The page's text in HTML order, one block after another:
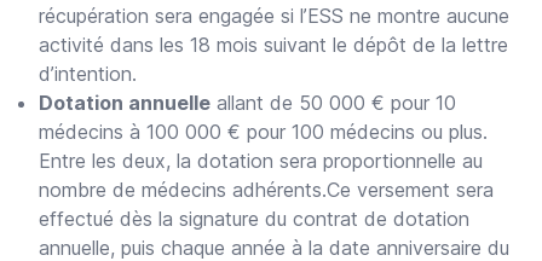
récupération sera engagée si l’ESS ne montre aucune
activité dans les 18 mois suivant le dépôt de la lettre
d’intention.
Dotation annuelle allant de 50 000 € pour 10
médecins à 100 000 € pour 100 médecins ou plus.
Entre les deux, la dotation sera proportionnelle au
nombre de médecins adhérents.Ce versement sera
effectué dès la signature du contrat de dotation
annuelle, puis chaque année à la date anniversaire du